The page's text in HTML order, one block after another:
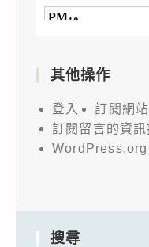
其他操作
登入
訂閱網
訂閱留言的資
搜尋